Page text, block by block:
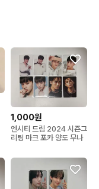
1,000원
엔시티 드림 2024 시즌그
리팅 마크 포카 양도 무나